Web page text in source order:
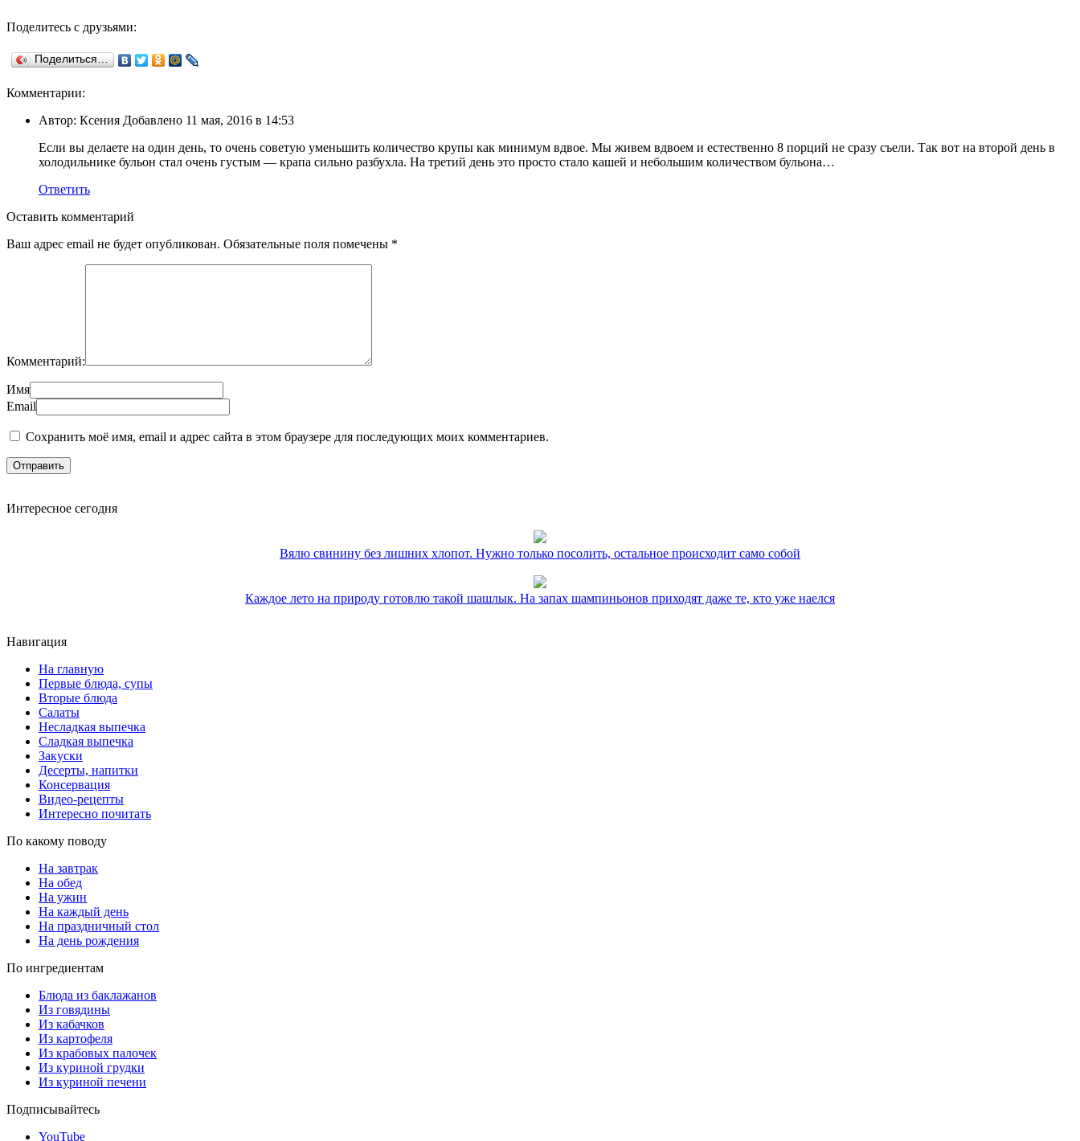
Поделитесь с друзьями:
Поделиться…
Комментарии:
Автор: Ксения Добавлено 11 мая, 2016 в 14:53
Если вы делаете на один день, то очень советую уменьшить количество крупы как минимум вдвое. Мы живем вдвоем и естественно 8 порций не сразу съели. Так вот на второй день в
холодильнике бульон стал очень густым — крапа сильно разбухла. На третий день это просто стало кашей и небольшим количеством бульона…
Ответить
Оставить комментарий
Ваш адрес email не будет опубликован. Обязательные поля помечены *
Комментарий:
Имя
Email
Сохранить моё имя, email и адрес сайта в этом браузере для последующих моих комментариев.
Интересное сегодня
Вялю свинину без лишних хлопот. Нужно только посолить, остальное происходит само собой
Каждое лето на природу готовлю такой шашлык. На запах шампиньонов приходят даже те, кто уже наелся
Навигация
На главную
Первые блюда, супы
Вторые блюда
Салаты
Несладкая выпечка
Сладкая выпечка
Закуски
Десерты, напитки
Консервация
Видео-рецепты
Интересно почитать
По какому поводу
На завтрак
На обед
На ужин
На каждый день
На праздничный стол
На день рождения
По ингредиентам
Блюда из баклажанов
Из говядины
Из кабачков
Из картофеля
Из крабовых палочек
Из куриной грудки
Из куриной печени
Подписывайтесь
YouTube